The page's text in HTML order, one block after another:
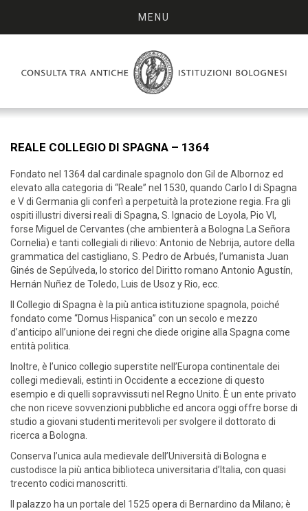
MENU
REALE COLLEGIO DI SPAGNA – 1364
Fondato nel 1364 dal cardinale spagnolo don Gil de Albornoz ed
elevato alla categoria di “Reale” nel 1530, quando Carlo I di Spagna
e V di Germania gli conferì a perpetuità la protezione regia. Fra gli
ospiti illustri diversi reali di Spagna, S. Ignacio de Loyola, Pio VI,
forse Miguel de Cervantes (che ambienterà a Bologna La Señora
Cornelia) e tanti collegiali di rilievo: Antonio de Nebrija, autore della
grammatica del castigliano, S. Pedro de Arbués, l’umanista Juan
Ginés de Sepúlveda, lo storico del Diritto romano Antonio Agustín,
Hernán Nuñez de Toledo, Luis de Usoz y Rio, ecc.
Il Collegio di Spagna è la più antica istituzione spagnola, poiché
fondato come “Domus Hispanica” con un secolo e mezzo
d’anticipo all’unione dei regni che diede origine alla Spagna come
entità politica.
Inoltre, è l’unico collegio superstite nell’Europa continentale dei
collegi medievali, estinti in Occidente a eccezione di questo
esempio e di quelli sopravvissuti nel Regno Unito. È un ente privato
che non riceve sovvenzioni pubbliche ed ancora oggi offre borse di
studio a giovani studenti meritevoli per svolgere il dottorato di
ricerca a Bologna.
Conserva l’unica aula medievale dell’Università di Bologna e
custodisce la più antica biblioteca universitaria d’Italia, con quasi
trecento codici manoscritti.
Il palazzo ha un portale del 1525 opera di Bernardino da Milano; è